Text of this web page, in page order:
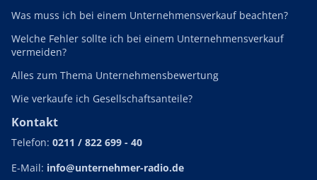
Was muss ich bei einem Unternehmensverkauf beachten?
Welche Fehler sollte ich bei einem Unternehmensverkauf
vermeiden?
Alles zum Thema Unternehmensbewertung
Wie verkaufe ich Gesellschaftsanteile?
Kontakt
Telefon: 0211 / 822 699 - 40
E-Mail: info@unternehmer-radio.de